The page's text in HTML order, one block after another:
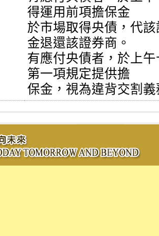
得運用前項擔保金
於市場取得央債，代
金退還該證券商。
有應付央債者，於上
第一項規定提供擔
保金，視為違背交割義